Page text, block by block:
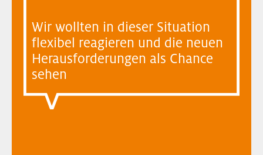
Wir wollten in dieser Situation
flexibel reagieren und die neuen
Herausforderungen als Chance
sehen